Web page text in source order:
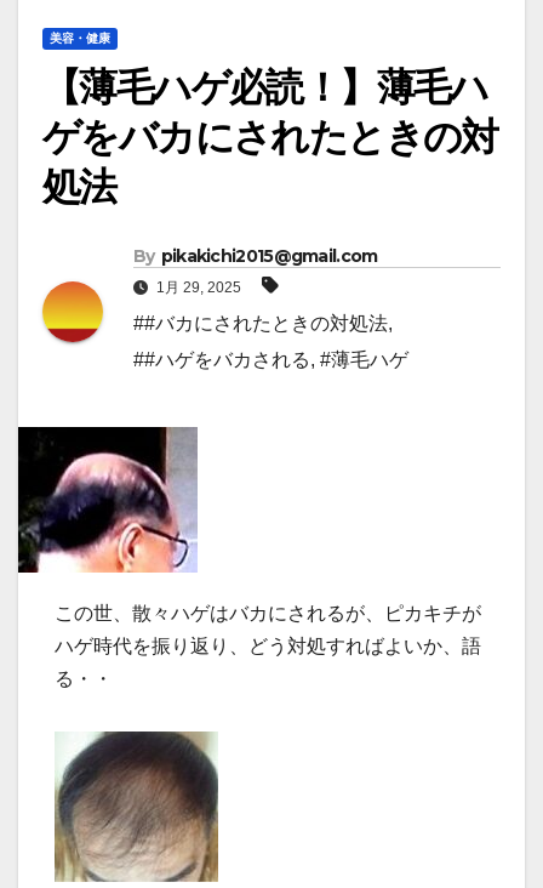
美容・健康
【薄毛ハゲ必読！】薄毛ハ
ゲをバカにされたときの対
処法
By pikakichi2015@gmail.com
1月 29, 2025
##バカにされたときの対処法,
##ハゲをバカされる, #薄毛ハゲ
この世、散々ハゲはバカにされるが、ピカキチが
ハゲ時代を振り返り、どう対処すればよいか、語
る・・